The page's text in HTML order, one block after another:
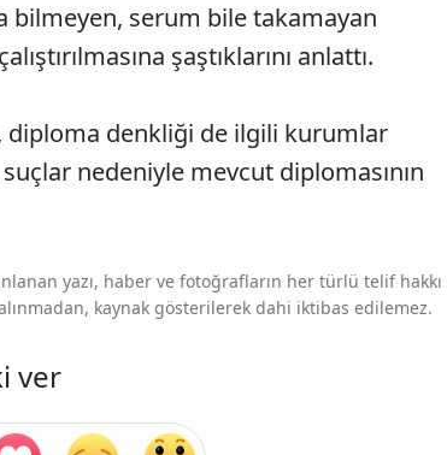
bilmeyen, serum bile takamayan
şaştıklarını anlattı.
diploma denkliği de ilgili kurumlar
nedeniyle mevcut diplomasının
yazı, haber ve fotoğrafların her türlü telif hakkı
kaynak gösterilerek dahi iktibas edilemez.
ver